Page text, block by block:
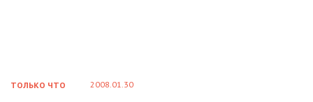
ТОЛЬКО ЧТО 2008.01.30